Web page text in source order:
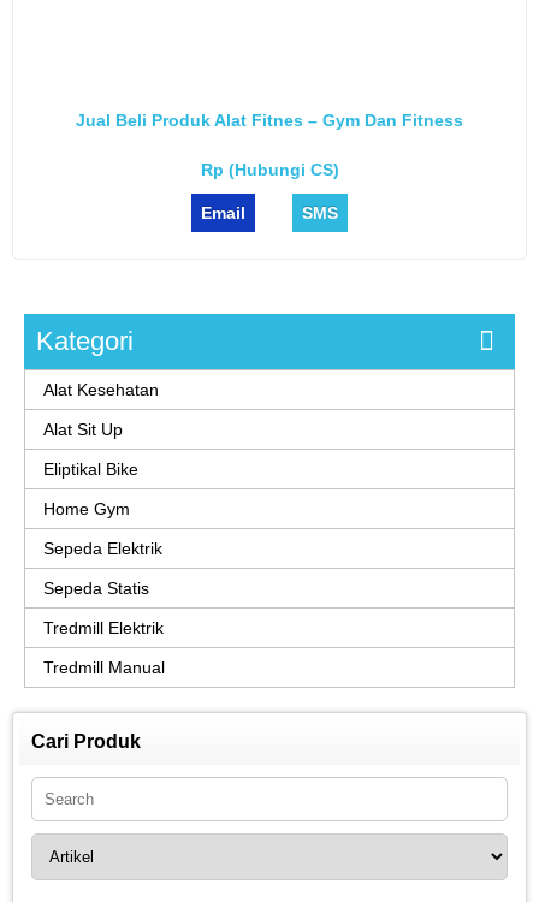
Jual Beli Produk Alat Fitnes – Gym Dan Fitness
Rp (Hubungi CS)
Email SMS
Kategori
Alat Kesehatan
Alat Sit Up
Eliptikal Bike
Home Gym
Sepeda Elektrik
Sepeda Statis
Tredmill Elektrik
Tredmill Manual
Cari Produk